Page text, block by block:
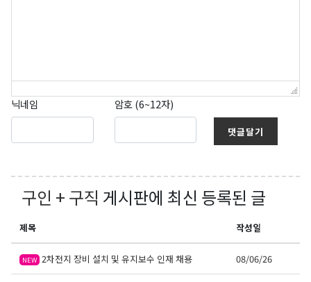
닉네임 암호 (6~12자)
댓글달기
구인 + 구직 게시판에 최신 등록된 글
제목 작성일
NEW 2차전지 장비 설치 및 유지보수 인재 채용 08/06/26